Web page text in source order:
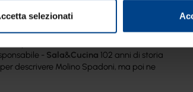
selezionati
molino-spadoni.aspx
- Sala&Cucina 102 anni di storia
descrivere Molino Spadoni, ma poi ne